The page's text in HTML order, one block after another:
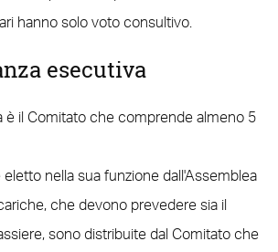
hanno solo voto consultivo.
esecutiva
è il Comitato che comprende almeno 5
nella sua funzione dall'Assemblea
che devono prevedere sia il
sono distribuite dal Comitato che